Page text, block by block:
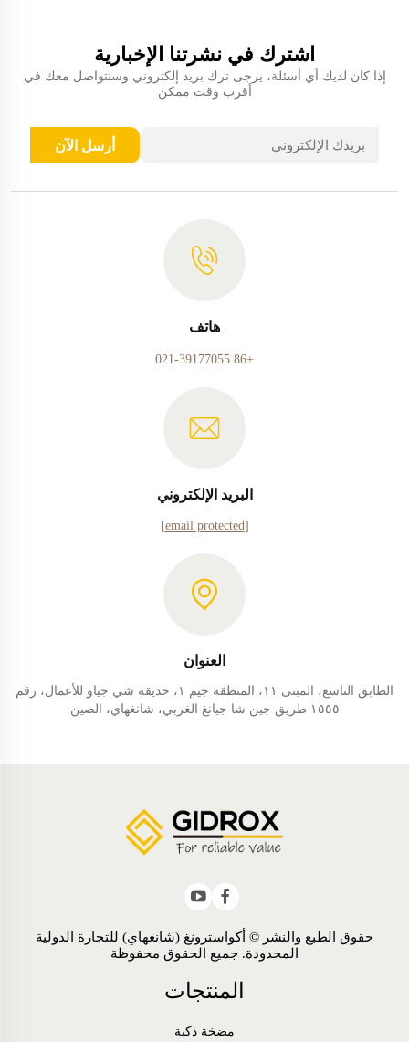
اشترك في نشرتنا الإخبارية
إذا كان لديك أي أسئلة، يرجى ترك بريد إلكتروني وسنتواصل معك في
أقرب وقت ممكن
أرسل الآن
هاتف
+86 021-39177055
البريد الإلكتروني
[email protected]
العنوان
الطابق التاسع، المبنى ١١، المنطقة جيم ١، حديقة شي جياو للأعمال، رقم
١٥٥٥ طريق جين شا جيانغ الغربي، شانغهاي، الصين
حقوق الطبع والنشر © أكواسترونغ (شانغهاي) للتجارة الدولية
المحدودة. جميع الحقوق محفوظة
المنتجات
مضخة ذكية